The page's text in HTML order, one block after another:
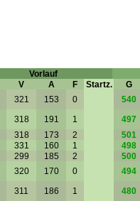
Vorlauf
V A F Startz. G
321 153 0 540
318 191 1 497
318 173 2 501
331 160 1 498
299 185 2 500
320 170 0 494
311 186 1 480